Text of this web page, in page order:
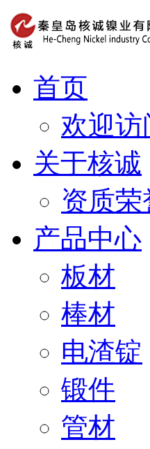
首页
欢迎访
关于核诚
资质荣
产品中心
板材
棒材
电渣锭
锻件
管材